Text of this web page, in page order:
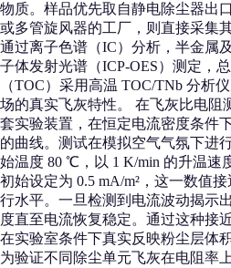
物质。样品优先取自静电除尘器出
或多管旋风器的工厂，则直接采集
通过离子色谱（IC）分析，半金属
子体发射光谱（ICP-OES）测定，
（TOC）采用高温 TOC/TNb 分析
场的真实飞灰特性。 在飞灰比电阻
套实验装置，在恒定电流密度条件
的曲线。测试在模拟空气气氛下进
始温度 80 ℃，以 1 K/min 的升温速
初始设定为 0.5 mA/m²，这一数值
行水平。一旦检测到电流波动揭示
度直至电流恢复稳定。通过这种接
在实验室条件下真实反映粉尘层体
为验证不同除尘单元飞灰在电阻率